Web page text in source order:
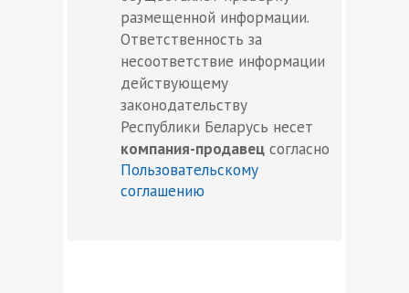
размещенной информации.
Ответственность за
несоответствие информации
действующему
законодательству
Республики Беларусь несет
компания-продавец согласно
Пользовательскому
соглашению